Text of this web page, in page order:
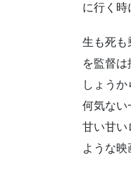
に行く時
生も死も
を監督
しょうか
何気ない
甘い甘い
ような映